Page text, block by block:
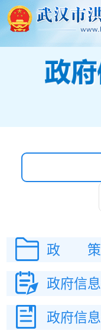
政 策
政府信息
政府信息